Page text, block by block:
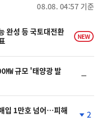
08.08. 04:57 기준
완성 등 국토대전환
NEW
㎿ 규모 '태양광 발
일
입 1만호 넘어…피해
2